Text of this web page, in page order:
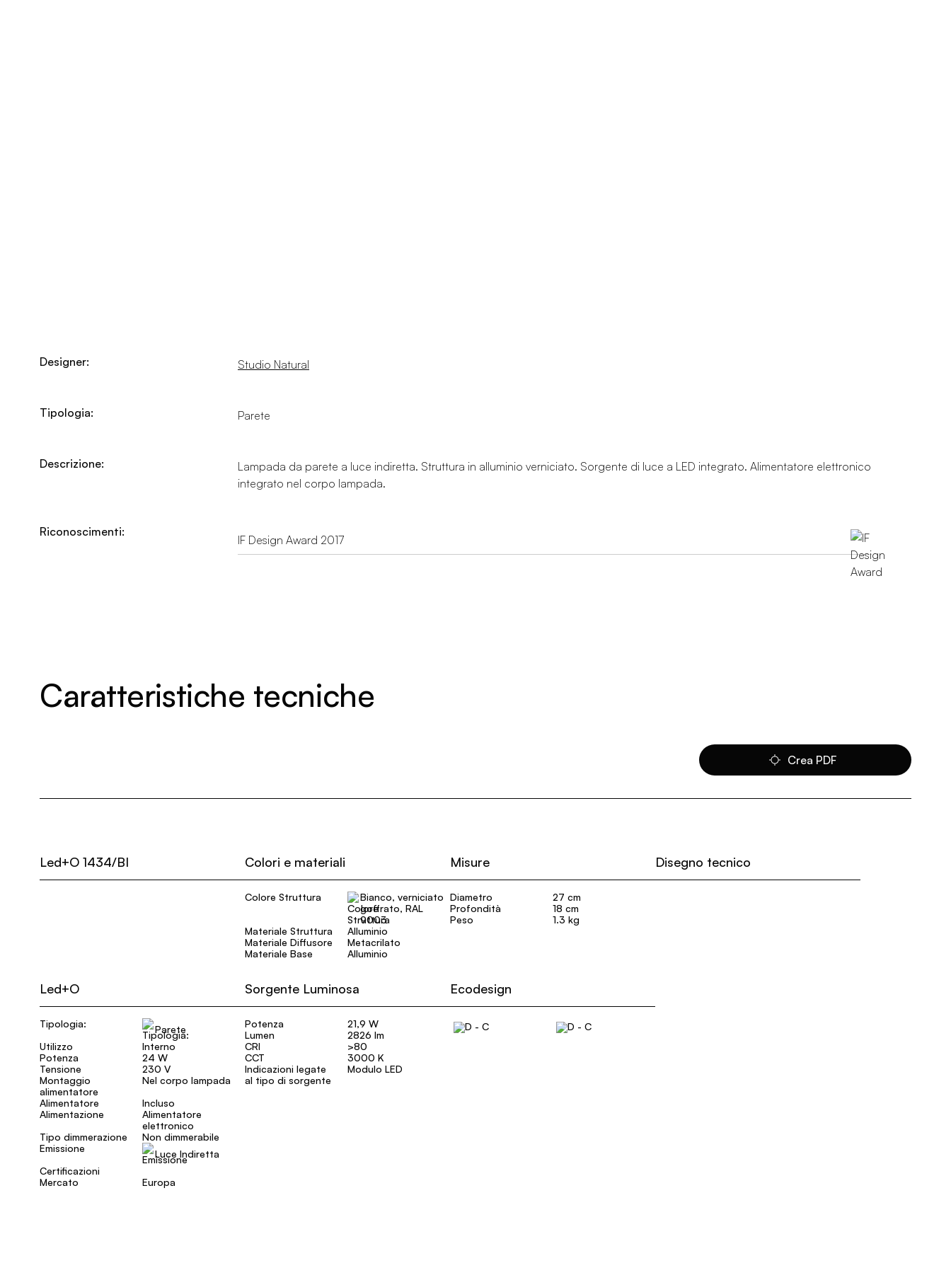
Designer: Studio Natural
Tipologia: Parete
Descrizione:
Lampada da parete a luce indiretta. Struttura in alluminio verniciato. Sorgente di luce a LED integrato. Alimentatore elettronico
integrato nel corpo lampada.
Riconoscimenti:
IF Design Award 2017
Caratteristiche tecniche
Crea PDF
Led+O 1434/BI Colori e materiali
Colore Struttura
Bianco, verniciato
goffrato, RAL
9003
Materiale Struttura
Alluminio
Materiale Diffusore
Metacrilato
Materiale Base
Alluminio
Misure
Diametro
27 cm
Profondità
18 cm
Peso
1.3 kg
Disegno tecnico
Led+O
Tipologia:
Parete
Utilizzo
Interno
Potenza
24 W
Tensione
230 V
Montaggio
alimentatore
Nel corpo lampada
Alimentatore
Incluso
Alimentazione
Alimentatore
elettronico
Tipo dimmerazione
Non dimmerabile
Emissione
Luce Indiretta
Certificazioni
Mercato
Europa
Sorgente Luminosa
Potenza
21,9 W
Lumen
2826 lm
CRI
>80
CCT
3000 K
Indicazioni legate
al tipo di sorgente
Modulo LED
Ecodesign